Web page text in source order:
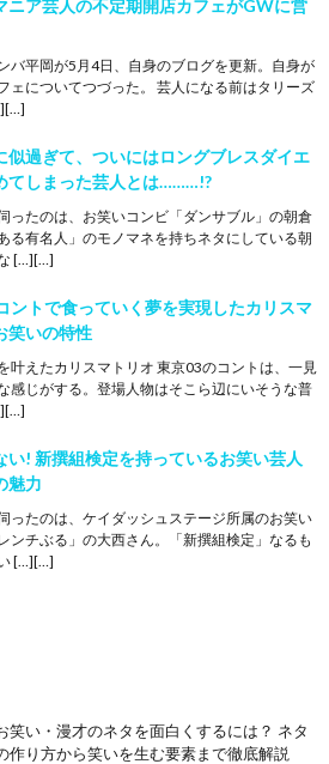
ニア芸人の不定期開店カフェがGWに営
バ平岡が5月4日、自身のブログを更新。自身が
ェについてつづった。 芸人になる前はタリーズ
似過ぎて、ついにはロングブレスダイエ
てしまった芸人とは………!?
ったのは、お笑いコンビ「ダンサブル」の朝倉
る有名人」のモノマネを持ちネタにしている朝
[…][…]
ントで食っていく夢を実現したカリスマ
笑いの特性
叶えたカリスマトリオ 東京03のコントは、一見
感じがする。登場人物はそこら辺にいそうな普
い! 新撰組検定を持っているお笑い芸人
魅力
ったのは、ケイダッシュステージ所属のお笑い
ンチぶる」の大西さん。「新撰組検定」なるも
[…][…]
笑い・漫才のネタを面白くするには？ ネタ
作り方から笑いを生む要素まで徹底解説